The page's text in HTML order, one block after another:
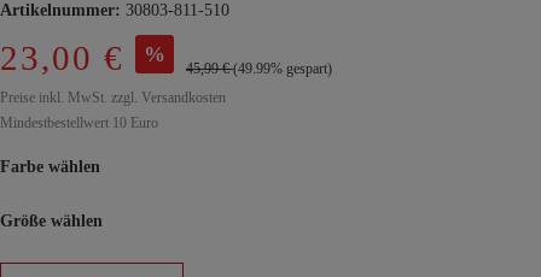
Artikelnummer: 30803-811-510
23,00 € %
45,99 €(49.99% gespart)
Preise inkl. MwSt. zzgl. Versandkosten
Mindestbestellwert 10 Euro
Farbe wählen
Größe wählen